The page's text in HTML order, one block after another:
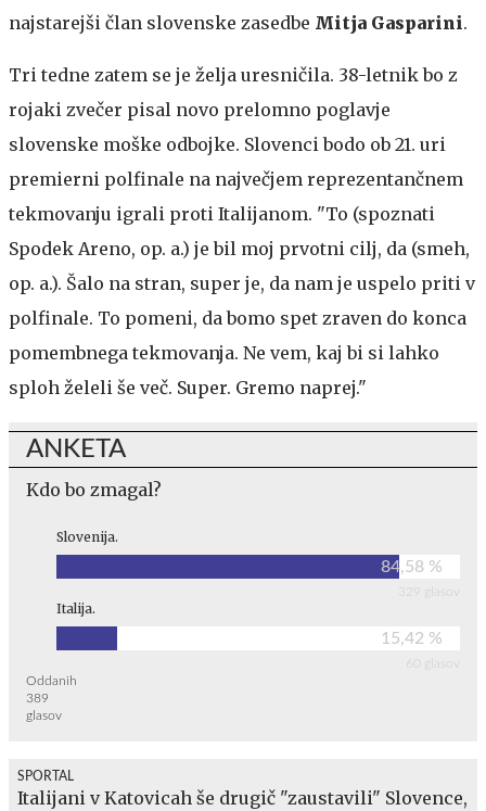
najstarejši član slovenske zasedbe Mitja Gasparini.
Tri tedne zatem se je želja uresničila. 38-letnik bo z
rojaki zvečer pisal novo prelomno poglavje
slovenske moške odbojke. Slovenci bodo ob 21. uri
premierni polfinale na največjem reprezentančnem
tekmovanju igrali proti Italijanom. "To (spoznati
Spodek Areno, op. a.) je bil moj prvotni cilj, da (smeh,
op. a.). Šalo na stran, super je, da nam je uspelo priti v
polfinale. To pomeni, da bomo spet zraven do konca
pomembnega tekmovanja. Ne vem, kaj bi si lahko
sploh želeli še več. Super. Gremo naprej."
ANKETA
Kdo bo zmagal?
Slovenija.
84,58 %
329 glasov
Italija.
15,42 %
60 glasov
Oddanih
389
glasov
SPORTAL
Italijani v Katovicah še drugič "zaustavili" Slovence,